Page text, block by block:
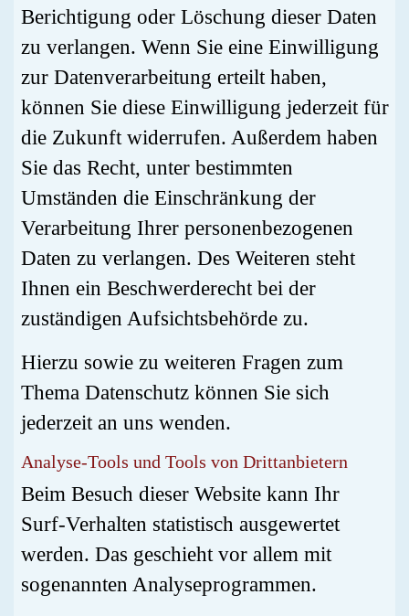
Berichtigung oder Löschung dieser Daten
zu verlangen. Wenn Sie eine Einwilligung
zur Datenverarbeitung erteilt haben,
können Sie diese Einwilligung jederzeit für
die Zukunft widerrufen. Außerdem haben
Sie das Recht, unter bestimmten
Umständen die Einschränkung der
Verarbeitung Ihrer personenbezogenen
Daten zu verlangen. Des Weiteren steht
Ihnen ein Beschwerderecht bei der
zuständigen Aufsichtsbehörde zu.
Hierzu sowie zu weiteren Fragen zum
Thema Datenschutz können Sie sich
jederzeit an uns wenden.
Analyse-Tools und Tools von Dritt­anbietern
Beim Besuch dieser Website kann Ihr
Surf-Verhalten statistisch ausgewertet
werden. Das geschieht vor allem mit
sogenannten Analyseprogrammen.